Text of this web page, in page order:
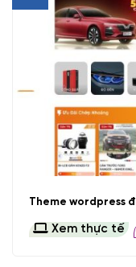
Theme wordpress
Xem thực tế